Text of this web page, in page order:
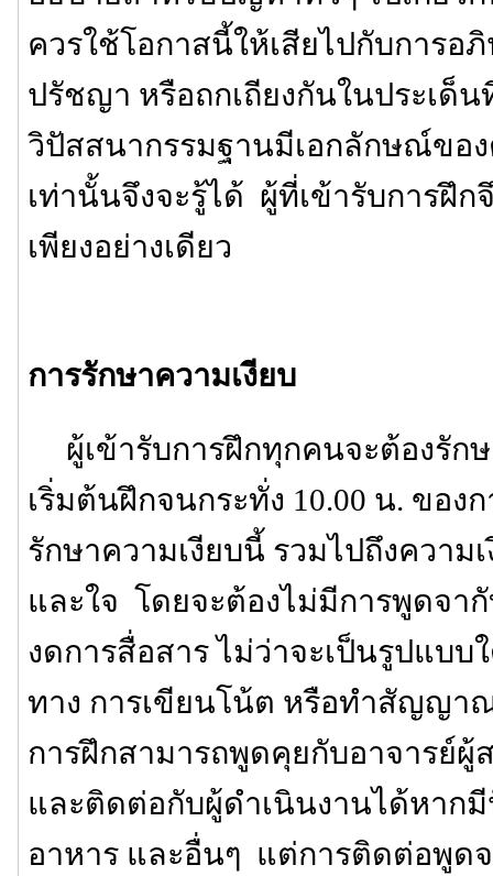
ควรใช้โอกาสนี้ให้เสียไปกับการอภิ
ปรัชญา หรือถกเถียงกันในประเด็
วิปัสสนากรรมฐานมีเอกลักษณ์ขอ
เท่านั้นจึงจะรู้ได้ ผู้ที่เข้ารับการฝึ
เพียงอย่างเดียว
การรักษาความเงียบ
ผู้เข้ารับการฝึกทุกคนจะต้องรัก
เริ่มต้นฝึกจนกระทั่ง 10.00 น. ของ
รักษาความเงียบนี้ รวมไปถึงความ
และใจ โดยจะต้องไม่มีการพูดจา
งดการสื่อสาร ไม่ว่าจะเป็นรูปแบบ
ทาง การเขียนโน้ต หรือทำสัญญา
การฝึกสามารถพูดคุยกับอาจารย์
และติดต่อกับผู้ดำเนินงานได้หาก
อาหาร และอื่นๆ แต่การติดต่อพูด